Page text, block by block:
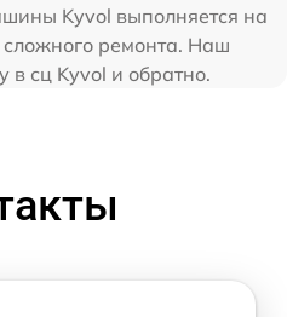
Kyvol выполняется на
сложного ремонта. Наш
в сц Kyvol и обратно.